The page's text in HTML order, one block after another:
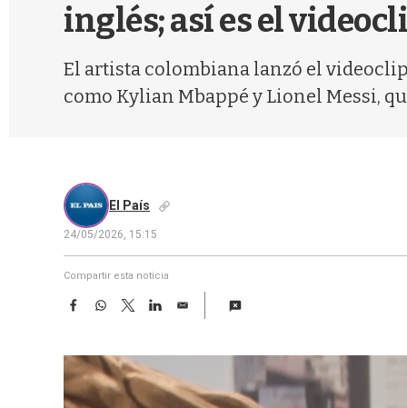
inglés; así es el
El artista colombiana lanzó el
como Kylian Mbappé y Lionel Messi,
El País
24/05/2026, 15:15
Compartir esta noticia
F
e
b
o
W
t
s
A
T
w
t
t
e
L
k
e
d
E
i